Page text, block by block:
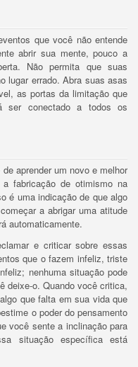
que você não entende
abrir sua mente, pouco a
Não permita que suas
lugar errado.Abra suas asas
as portas da limitação que
ser conectado a todos os
aprender um novo e melhor
fabricação de otimismo na
é uma indicação de que algo
a abrigar uma atitude
automaticamente.
e criticar sobre essas
que o fazem infeliz, triste
nenhuma situação pode
deixe-o. Quando você critica,
que falta em sua vida que
o poder do pensamento
você sente a inclinação para
situação específica está